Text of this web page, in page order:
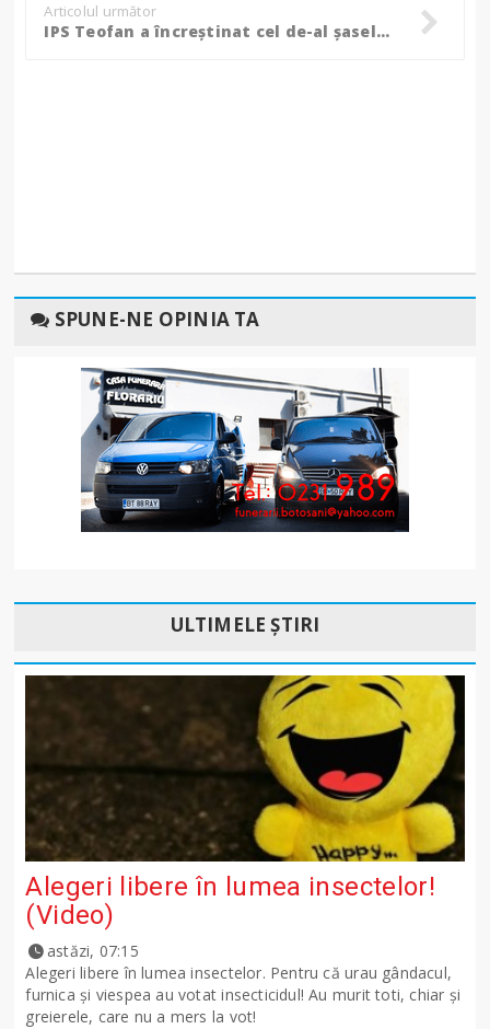
Articolul următor
IPS Teofan a încreștinat cel de-al șaselea prunc al unui preot din Botoșani! - FOTO
SPUNE-NE OPINIA TA
ULTIMELE ȘTIRI
Alegeri libere în lumea insectelor!
(Video)
astăzi, 07:15
Alegeri libere în lumea insectelor. Pentru că urau gândacul,
furnica și viespea au votat insecticidul! Au murit toti, chiar și
greierele, care nu a mers la vot!